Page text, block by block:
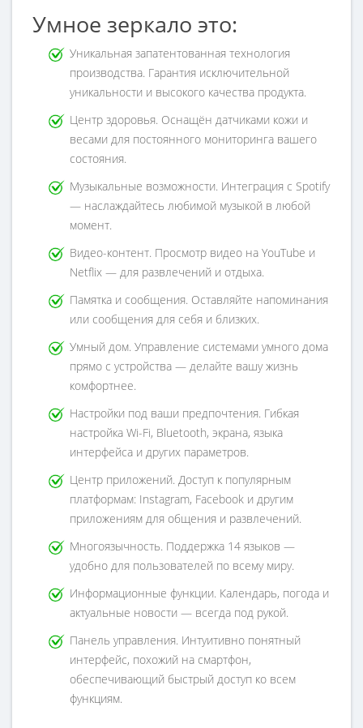
Умное зеркало это:
Уникальная запатентованная технология
производства. Гарантия исключительной
уникальности и высокого качества продукта.
Центр здоровья. Оснащён датчиками кожи и
весами для постоянного мониторинга вашего
состояния.
Музыкальные возможности. Интеграция с Spotify
— наслаждайтесь любимой музыкой в любой
момент.
Видео-контент. Просмотр видео на YouTube и
Netflix — для развлечений и отдыха.
Памятка и сообщения. Оставляйте напоминания
или сообщения для себя и близких.
Умный дом. Управление системами умного дома
прямо с устройства — делайте вашу жизнь
комфортнее.
Настройки под ваши предпочтения. Гибкая
настройка Wi-Fi, Bluetooth, экрана, языка
интерфейса и других параметров.
Центр приложений. Доступ к популярным
платформам: Instagram, Facebook и другим
приложениям для общения и развлечений.
Многоязычность. Поддержка 14 языков —
удобно для пользователей по всему миру.
Информационные функции. Календарь, погода и
актуальные новости — всегда под рукой.
Панель управления. Интуитивно понятный
интерфейс, похожий на смартфон,
обеспечивающий быстрый доступ ко всем
функциям.